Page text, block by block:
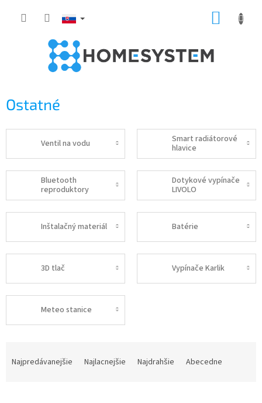
Ostatné
Ventil na vodu
Smart radiátorové
hlavice
Bluetooth
reproduktory
Dotykové vypínače
LIVOLO
Inštalačný materiál Batérie
3D tlač Vypínače Karlik
Meteo stanice
Najpredávanejšie Najlacnejšie Najdrahšie Abecedne